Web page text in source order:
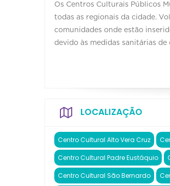
Os Centros Culturais Públicos
todas as regionais da cidade.
comunidades onde estão
devido às medidas sanitárias
LOCALIZAÇÃO
Centro Cultural Alto Vera Cruz
Centro Cultural Padre Eustáquio
Centro Cultural São Bernardo